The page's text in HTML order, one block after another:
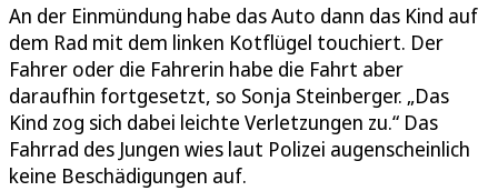
An der Einmündung habe das Auto dann das Kind auf
dem Rad mit dem linken Kotflügel touchiert. Der
Fahrer oder die Fahrerin habe die Fahrt aber
daraufhin fortgesetzt, so Sonja Steinberger. „Das
Kind zog sich dabei leichte Verletzungen zu.“ Das
Fahrrad des Jungen wies laut Polizei augenscheinlich
keine Beschädigungen auf.